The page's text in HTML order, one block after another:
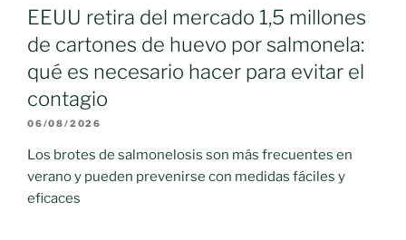
EEUU retira del mercado 1,5 millones
de cartones de huevo por salmonela:
qué es necesario hacer para evitar el
contagio
06/08/2026
Los brotes de salmonelosis son más frecuentes en
verano y pueden prevenirse con medidas fáciles y
eficaces